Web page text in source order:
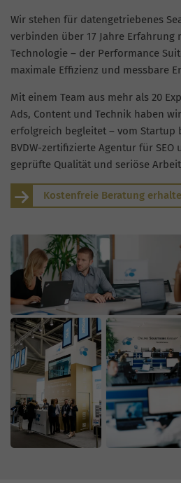
Wir stehen für datengetriebenes
verbinden über 17 Jahre Erfahrung
Technologie – der Performance
maximale Effizienz und messbare
Mit einem Team aus mehr als 20
Ads, Content und Technik haben
erfolgreich begleitet – vom Startup
BVDW-zertifizierte Agentur für
geprüfte Qualität und seriöse
Kostenfreie Beratung